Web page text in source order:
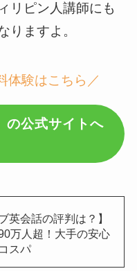
リピン人講師にも
りますよ。
体験はこちら／
の公式サイトへ
英会話の評判は？】
万人超！大手の安心
スパ